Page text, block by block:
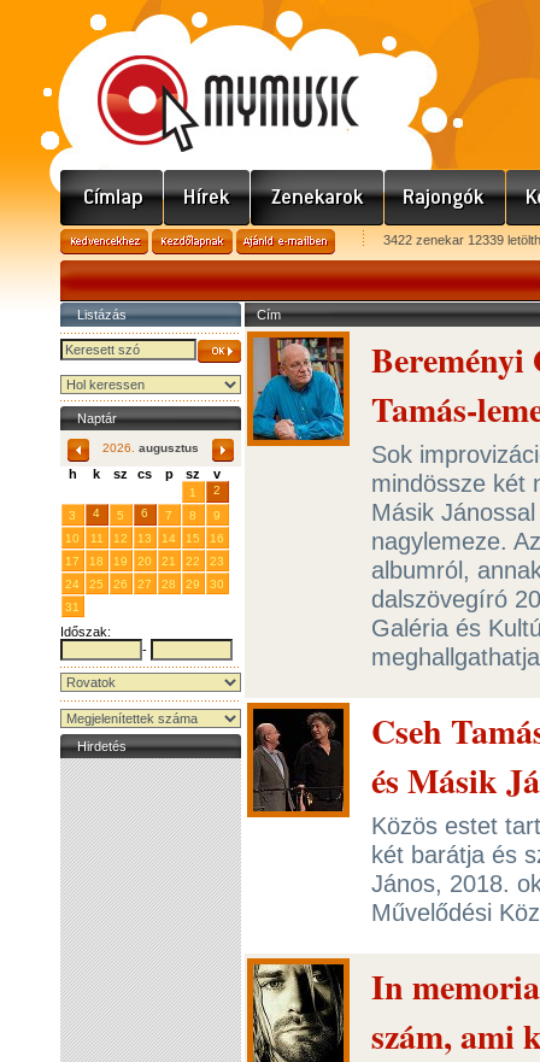
3422 zenekar 12339
Listázás
Naptár
2026. augusztus
h k sz cs p sz v
1
2
3
4 5 6 7 8
9
10
11 12 13 14 15
16
17
18 19 20 21 22
23
24
25 26 27 28 29
30
31
Időszak:
-
Hirdetés
Cím
Bereményi
Tamás-
Sok
mindössze két
Másik
nagylemeze.
albumról,
dalszövegíró
Galéria és
Cseh
és Másik
Közös estet
két barátja és
János, 2018.
Művelődési
In
szám, ami